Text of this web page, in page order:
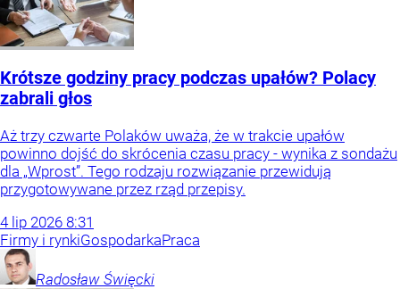
Krótsze godziny pracy podczas upałów? Polacy
zabrali głos
Aż trzy czwarte Polaków uważa, że w trakcie upałów
powinno dojść do skrócenia czasu pracy - wynika z sondażu
dla „Wprost”. Tego rodzaju rozwiązanie przewidują
przygotowywane przez rząd przepisy.
4 lip 2026 8:31
Firmy i rynkiGospodarkaPraca
Radosław Święcki